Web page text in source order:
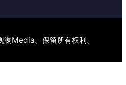
Media。保留所有权利。